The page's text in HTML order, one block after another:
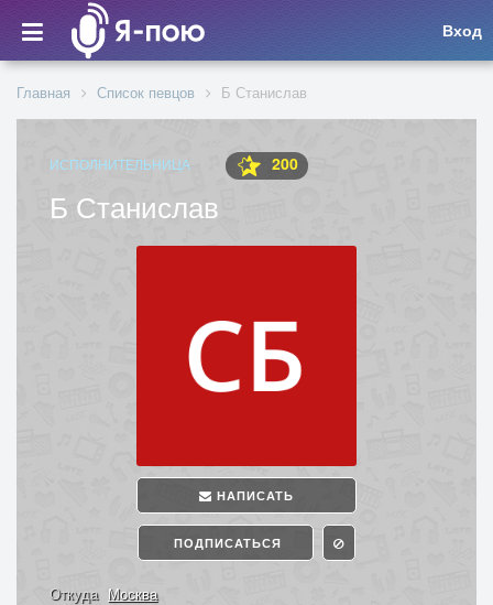
Вход
Главная Список певцов Б Станислав
ИСПОЛНИТЕЛЬНИЦА 200
Б Станислав
НАПИСАТЬ
ПОДПИСАТЬСЯ
Откуда Москва